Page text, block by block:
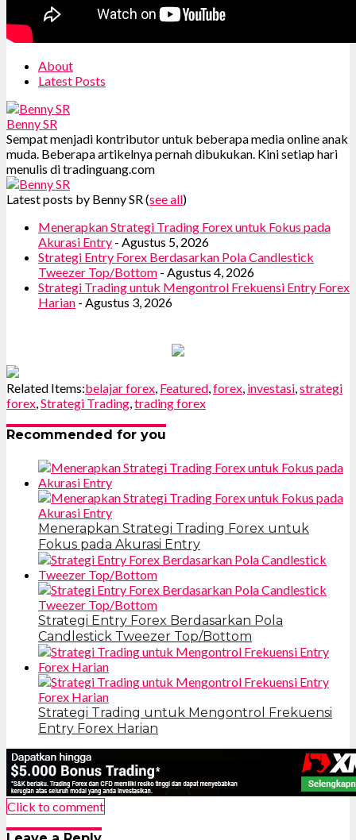
About
Latest Posts
Benny SR
Sempat menjadi kontributor untuk beberapa media online anak
muda. Beberapa artikelnya pernah dibukukan. Kini setiap hari
menulis di tradinguang.com
Latest posts by Benny SR(see all)
Menerapkan Strategi Trading Forex untuk Fokus pada
Akurasi Entry - Agustus 5, 2026
Strategi Entry Forex Berdasarkan Pola Candlestick
Tweezer Top/Bottom - Agustus 4, 2026
Strategi Trading untuk Mengontrol Frekuensi Entry Forex
Harian - Agustus 3, 2026
Related Items:belajar forex, Featured,forex, investasi,strategi
forex,Strategi Trading,trading forex
Recommended for you
Menerapkan Strategi Trading Forex untuk
Fokus pada Akurasi Entry
Strategi Entry Forex Berdasarkan Pola
Candlestick Tweezer Top/Bottom
Strategi Trading untuk Mengontrol Frekuensi
Entry Forex Harian
Click to comment